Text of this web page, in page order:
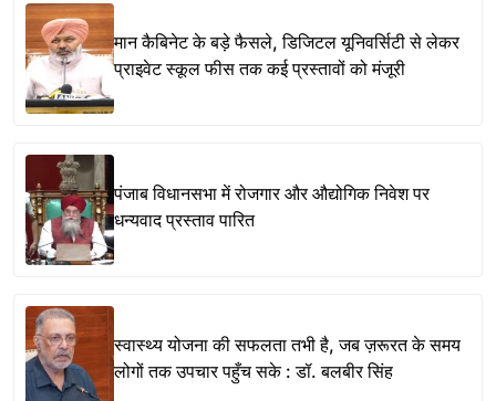
मान कैबिनेट के बड़े फैसले, डिजिटल यूनिवर्सिटी से लेकर
प्राइवेट स्कूल फीस तक कई प्रस्तावों को मंजूरी
पंजाब विधानसभा में रोजगार और औद्योगिक निवेश पर
धन्यवाद प्रस्ताव पारित
स्वास्थ्य योजना की सफलता तभी है, जब ज़रूरत के समय
लोगों तक उपचार पहुँच सके : डॉ. बलबीर सिंह